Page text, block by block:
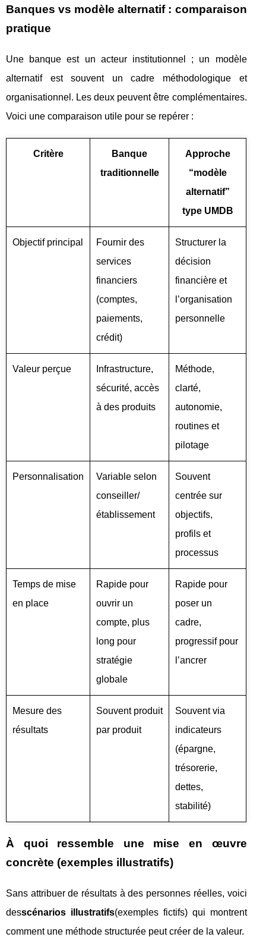
Banques vs modèle alternatif : comparaison
pratique
Une banque est un acteur institutionnel ; un modèle
alternatif est souvent un cadre méthodologique et
organisationnel. Les deux peuvent être complémentaires.
Voici une comparaison utile pour se repérer :
Critère
Banque
traditionnelle
Approche
“modèle
alternatif”
type UMDB
Objectif principal
Fournir des
services
financiers
(comptes,
paiements,
crédit)
Structurer la
décision
financière et
l’organisation
personnelle
Valeur perçue
Infrastructure,
sécurité, accès
à des produits
Méthode,
clarté,
autonomie,
routines et
pilotage
Personnalisation
Variable selon
conseiller/
établissement
Souvent
centrée sur
objectifs,
profils et
processus
Temps de mise
en place
Rapide pour
ouvrir un
compte, plus
long pour
stratégie
globale
Rapide pour
poser un
cadre,
progressif pour
l’ancrer
Mesure des
résultats
Souvent produit
par produit
Souvent via
indicateurs
(épargne,
trésorerie,
dettes,
stabilité)
À quoi ressemble une mise en œuvre
concrète (exemples illustratifs)
Sans attribuer de résultats à des personnes réelles, voici
desscénarios illustratifs(exemples fictifs) qui montrent
comment une méthode structurée peut créer de la valeur.